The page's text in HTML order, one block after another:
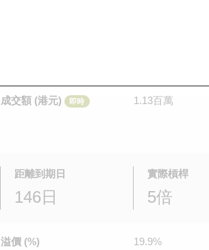
成交額 (港元)
即時 1.13百萬
距離到期日
146日
實際槓桿
5倍
溢價 (%)
19.9%